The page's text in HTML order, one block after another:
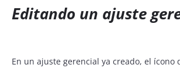
Editando un ajuste
En un ajuste gerencial ya creado, el ícono